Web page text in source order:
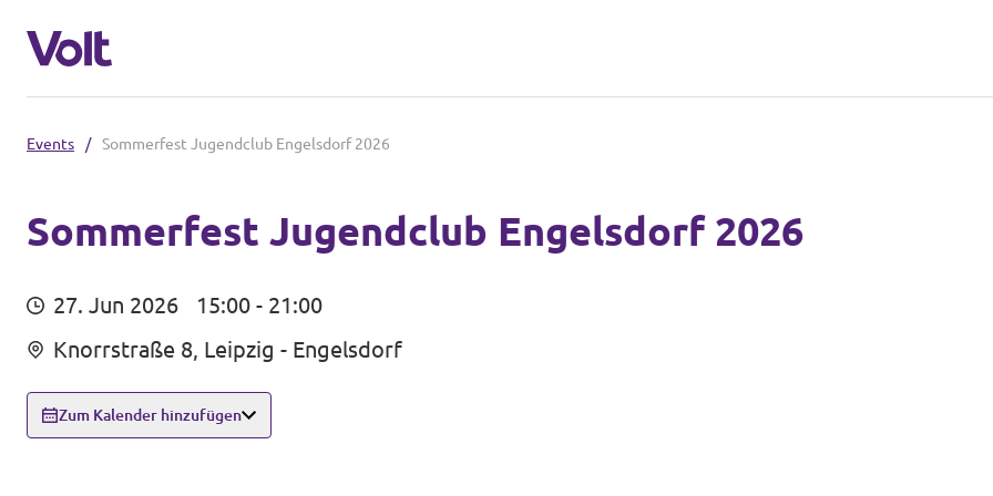
Volt in Sachsen
Volt Sachsen
Volt Chemnitz
Volt in Deutschland
Menschen
Events / Sommerfest Jugendclub Engelsdorf 2026
Sommerfest Jugendclub Engelsdorf 2026
27. Jun 2026
15:00 - 21:00
Knorrstraße 8, Leipzig - Engelsdorf
Zum Kalender hinzufügen